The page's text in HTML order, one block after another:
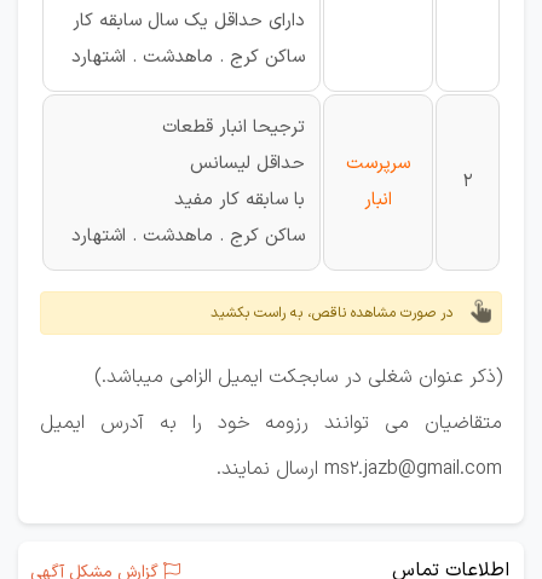
دارای حداقل یک سال سابقه کار
ساکن کرج . ماهدشت . اشتهارد
2
سرپرست
انبار
ترجیحا انبار قطعات
حداقل لیسانس
با سابقه کار مفید
ساکن کرج . ماهدشت . اشتهارد
در صورت مشاهده ناقص، به راست بکشید
(ذکر عنوان شغلی در سابجکت ایمیل الزامی میباشد.)
متقاضیان می توانند رزومه خود را به آدرس ایمیل
ms2.jazb@gmail.com ارسال نمایند.
اطلاعات تماس گزارش مشکل آگهی